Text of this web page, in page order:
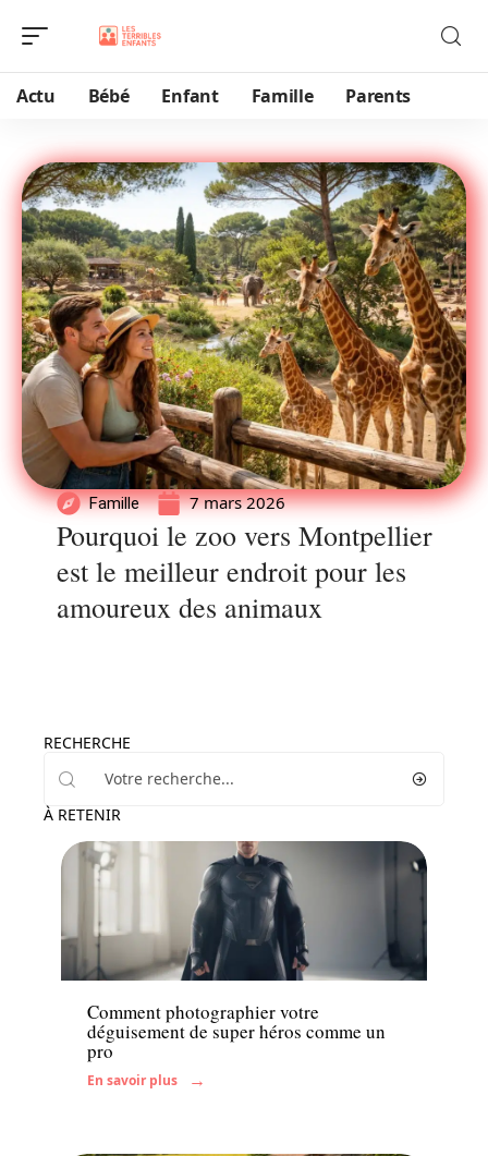
Actu Bébé Enfant Famille Parents
Famille 7 mars 2026
Pourquoi le zoo vers Montpellier
est le meilleur endroit pour les
amoureux des animaux
RECHERCHE
À RETENIR
Famille
Comment photographier votre
déguisement de super héros comme un
pro
En savoir plus